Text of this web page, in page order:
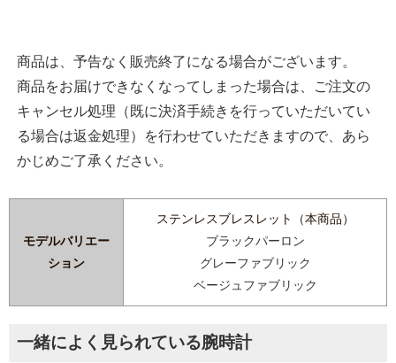
商品は、予告なく販売終了になる場合がございます。
商品をお届けできなくなってしまった場合は、ご注文の
キャンセル処理（既に決済手続きを行っていただいてい
る場合は返金処理）を行わせていただきますので、あら
かじめご了承ください。
モデルバリエー
ション
ステンレスブレスレット（本商品）
ブラックパーロン
グレーファブリック
ベージュファブリック
一緒によく見られている腕時計